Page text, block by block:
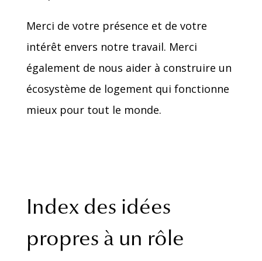
Merci de votre présence et de votre
intérêt envers notre travail. Merci
également de nous aider à construire un
écosystème de logement qui fonctionne
mieux pour tout le monde.
Index des idées
propres à un rôle